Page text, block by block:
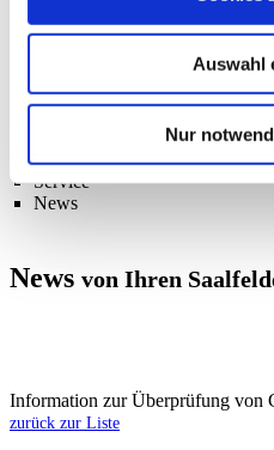
Auswahl
Nur
Datenschutz
Service
News
News von Ihren
Information zur Überprüfung von
zurück zur Liste